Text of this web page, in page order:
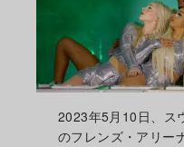
2023年5月10日、ス
のフレンズ・アリー